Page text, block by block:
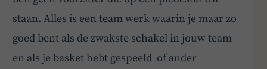
staan. Alles is een team werk waarin je maar zo
goed bent als de zwakste schakel in jouw team
en als je basket hebt gespeeld of ander